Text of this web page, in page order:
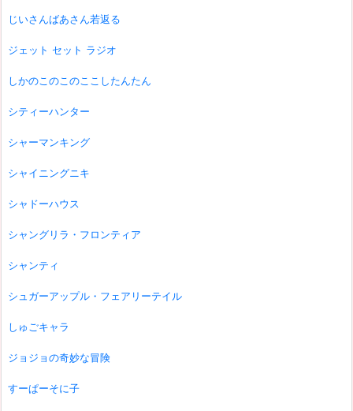
じいさんばあさん若返る
ジェット セット ラジオ
しかのこのこのここしたんたん
シティーハンター
シャーマンキング
シャイニングニキ
シャドーハウス
シャングリラ・フロンティア
シャンティ
シュガーアップル・フェアリーテイル
しゅごキャラ
ジョジョの奇妙な冒険
すーぱーそに子